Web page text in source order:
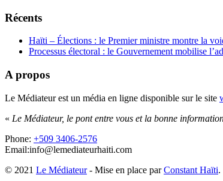
Récents
Haïti – Élections : le Premier ministre montre la
Processus électoral : le Gouvernement mobilise
A propos
Le Médiateur est un média en ligne disponible sur le site
« Le Médiateur, le pont entre vous et la bonne
Phone: +509 3406-2576
Email:info@lemediateurhaiti.com
© 2021 Le Médiateur- Mise en place parConstant Haïti.